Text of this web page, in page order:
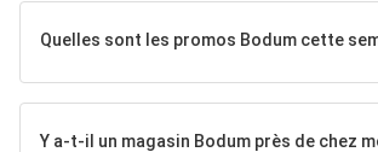
Quelles sont les promos Bodum cette
Y a-t-il un magasin Bodum près de chez